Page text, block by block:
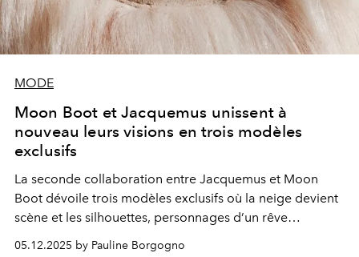
MODE
Moon Boot et Jacquemus unissent à
nouveau leurs visions en trois modèles
exclusifs
La seconde collaboration entre Jacquemus et Moon
Boot dévoile trois modèles exclusifs où la neige devient
scène et les silhouettes, personnages d’un rêve
05.12.2025 by Pauline Borgogno